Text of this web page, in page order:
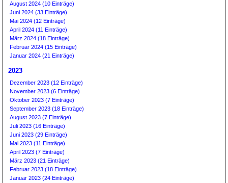
August 2024 (10 Einträge)
Juni 2024 (33 Einträge)
Mai 2024 (12 Einträge)
April 2024 (11 Einträge)
März 2024 (18 Einträge)
Februar 2024 (15 Einträge)
Januar 2024 (21 Einträge)
2023
Dezember 2023 (12 Einträge)
November 2023 (6 Einträge)
Oktober 2023 (7 Einträge)
September 2023 (18 Einträge)
August 2023 (7 Einträge)
Juli 2023 (16 Einträge)
Juni 2023 (29 Einträge)
Mai 2023 (11 Einträge)
April 2023 (7 Einträge)
März 2023 (21 Einträge)
Februar 2023 (18 Einträge)
Januar 2023 (24 Einträge)